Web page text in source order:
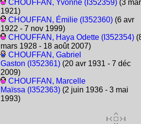
CHOUFFAN, Yvonne (I352359)(3
1921)
CHOUFFAN, Émilie (I352360)(6 avr
1922 - 7 nov 1999)
CHOUFFAN, Haya Odette (I352354)
mars 1928 - 18 août 2007)
CHOUFFAN, Gabriel
Gaston (I352361)(20 avr 1931 - 7 déc
2009)
CHOUFFAN, Marcelle
Maïssa (I352363)(2 juin 1936 - 3 mai
1993)